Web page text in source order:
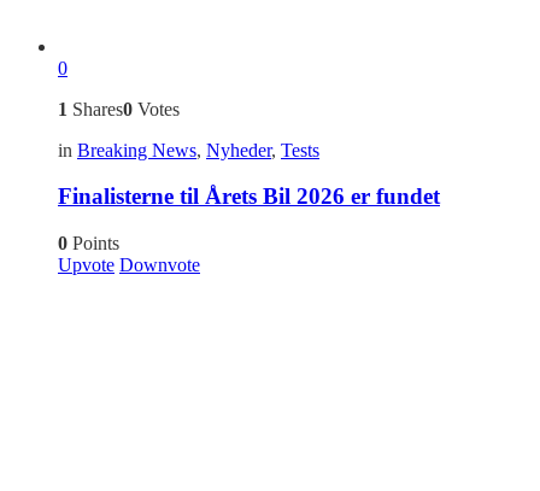
0
1 Shares0 Votes
in Breaking News, Nyheder, Tests
Finalisterne til Årets Bil 2026 er fundet
0 Points
Upvote Downvote